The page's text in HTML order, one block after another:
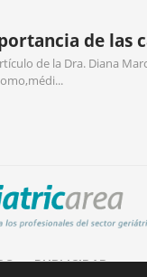
de las
de la Dra. Diana
PUBLICIDAD